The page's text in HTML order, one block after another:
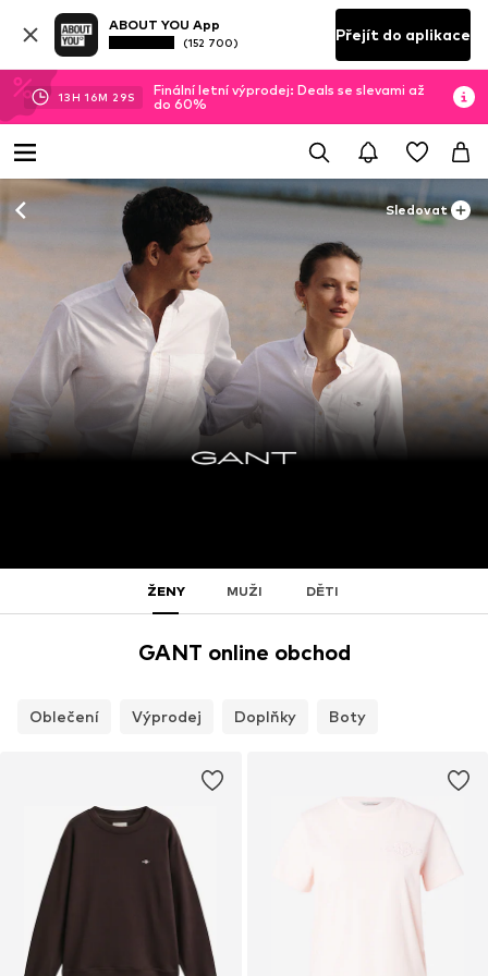
ABOUT YOU App
(152 700) Přejít do aplikace
13H 16M 26S
Finální letní výprodej: Deals se slevami až
do 60%
Sledovat
ŽENY MUŽI DĚTI
GANT online obchod
Oblečení Výprodej Doplňky Boty